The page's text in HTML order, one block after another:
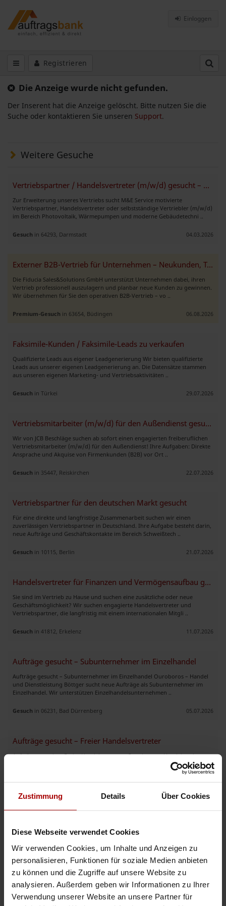
Zustimmung Details Über Cookies
Diese Webseite verwendet Cookies
Wir verwenden Cookies, um Inhalte und Anzeigen zu
personalisieren, Funktionen für soziale Medien anbieten
zu können und die Zugriffe auf unsere Website zu
analysieren. Außerdem geben wir Informationen zu Ihrer
Verwendung unserer Website an unsere Partner für
Einloggen
Registrieren
Die Anzeige wurde nicht gefunden.
Der Inserent hat die Anzeige gelöscht. Bitte nutzen Sie die
Suche oder kontaktieren Sie unseren Support.
Weitere Gesuche
Vertriebspartner / Handelsvertreter (m/w/d) gesucht – Wärmepumpe
Zur Erweiterung unseres Vertriebs sucht M&E Service motivierte
Vertriebspartner, Handelsvertreter oder selbstständige Vertriebler (m/w/d)
im Bereich Photovoltaik, Wärmepumpen und moderne Gebäudetechni ..
Gesuch in 64293, Darmstadt 04.03.2026
Externer B2B-Vertrieb für Unternehmen – Neukunden, Termine & Abschlüss
Die Fiducia Sales&Solutions GmbH unterstützt Unternehmen dabei, ihren
Vertrieb professionell auszulagern und planbar neue Kunden zu gewinnen.
Wir übernehmen für Sie den operativen B2B-Vertrieb – vo ..
Premium-Gesuch in 63654, Büdingen 06.08.2026
Faksimile-Kunden / Faksimile-Leads zu verkaufen
Qualifizierte Leads aus eigener Leadgenerierung Wir bieten qualifizierte
Leads aus unserer eigenen Leadgenerierung an. Die Datensätze stammen
aus unseren eigenen Marketing- und Vertriebsaktivitäten ..
Gesuch in Türkei 29.07.2026
Vertriebsmitarbeiter (m/w/d) für den Außendienst gesucht!
Wir von JCB Beschläge suchen ab sofort einen engagierten freiberuflichen
Vertriebsmitarbeiter (m/w/d) für den Außendienst! Ihre Aufgaben: Direkte
Ansprache und Akquise von Firmenkunden (B2B) vor Ort ..
Gesuch in 35447, Reiskirchen 22.07.2026
Vertriebspartner für den deutschen Markt gesucht
Für eine direkte und langfristige Zusammenarbeit suchen wir einen
zuverlässigen Vertriebspartner in Deutschland. Ihre Aufgabe besteht darin,
neue Aufträge und Geschäftskontakte im Bereich Schweißtech ..
Gesuch in 10115, Berlin 21.07.2026
Handelsvertreter für Finanzen und Vermögensaufbau gesucht!
Sie sind im Vertrieb zu Hause und suchen eine zusätzliche oder neue
Geschäftsmöglichkeit? Wir suchen engagierte Handelsvertreter und
Vertriebspartner, die langfristig mit einem internationalen Mitgli ..
Gesuch in 41812, Erkelenz 11.07.2026
Aufträge gesucht – Subunternehmer im Einzelhandel
Aufträge gesucht – Subunternehmer im Einzelhandel Ouroboros – Handel
und Dienstleistung Böttger sucht neue Aufträge als Subunternehmer im
Einzelhandel. Wir unterstützen Einzelhandelsunternehmen ..
Gesuch in 06231, Bad Dürrenberg 05.07.2026
Aufträge gesucht – Freier Handelsvertreter
Aufträge gesucht – Freier Handelsvertreter Ouroboros – Handel und
Dienstleistung Böttger sucht neue Aufträge als freier Handelsvertreter. Wir
unterstützen Unternehmen bei der Vermarktung und dem ..
Wir suchen motivierte Vertriebspartner für Photovoltaik, Stromspeicher,
erfolgreich abgeschlossenem Auftrag, schnelle Angebotserst ..
Gesuch in 10823, Berlin
Kooperationspartner im Außendienst gesucht